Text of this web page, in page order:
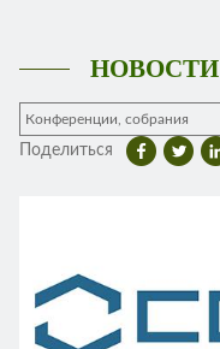
НОВОСТИ
Поделиться